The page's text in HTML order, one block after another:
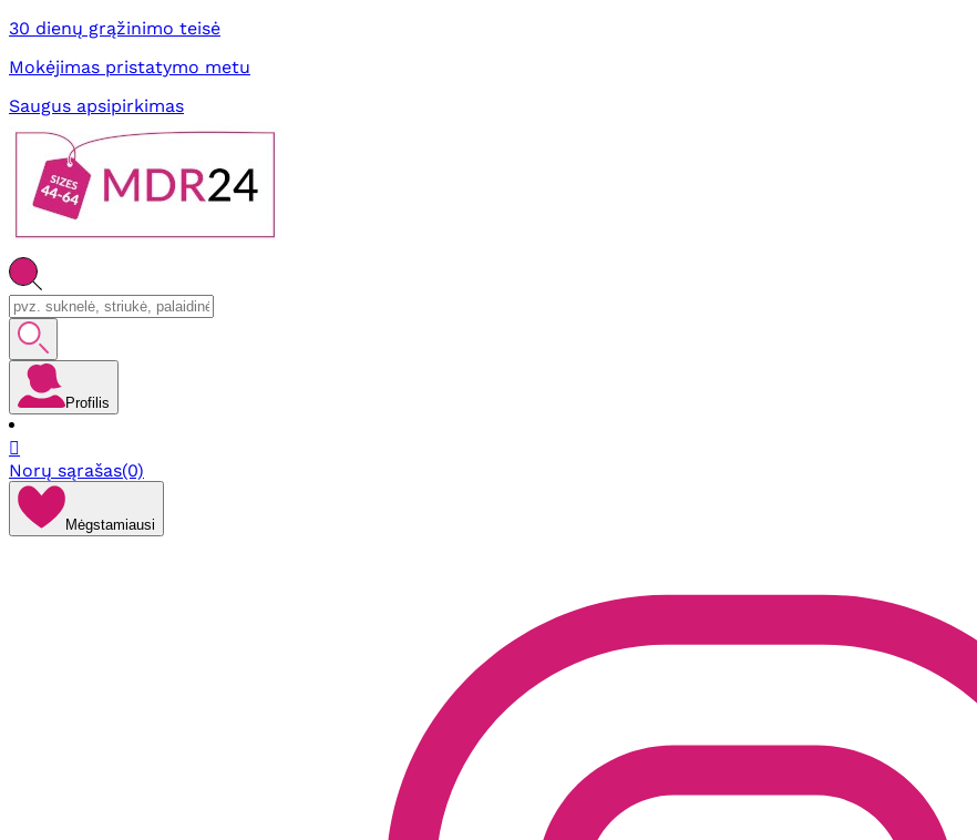
30 dienų grąžinimo teisė
Mokėjimas pristatymo metu
Saugus apsipirkimas
Profilis

Norų sąrašas(0)
Mėgstamiausi